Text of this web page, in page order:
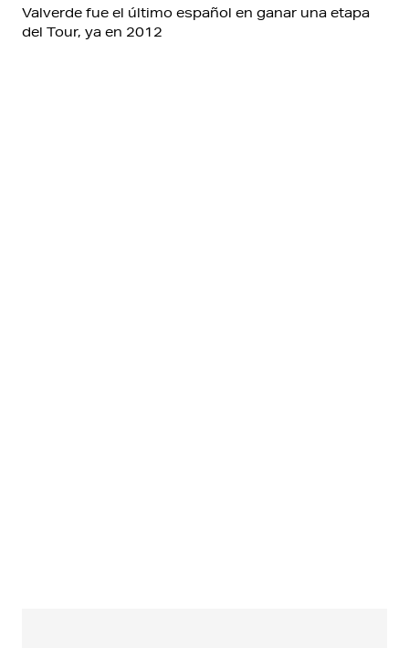
Valverde fue el último español en ganar una etapa
del Tour, ya en 2012